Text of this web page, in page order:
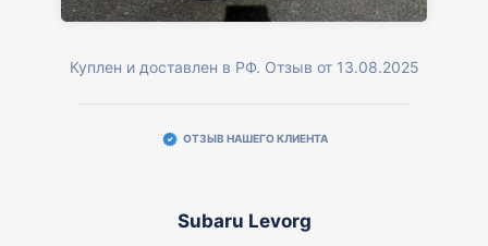
Куплен и доставлен в РФ. Отзыв от 13.08.2025
ОТЗЫВ НАШЕГО КЛИЕНТА
Subaru Levorg